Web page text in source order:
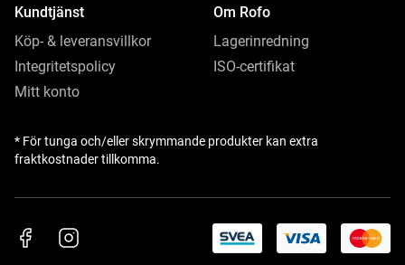
Kundtjänst
Köp- & leveransvillkor
Integritetspolicy
Mitt konto
Om Rofo
Lagerinredning
ISO-certifikat
* För tunga och/eller skrymmande produkter kan extra
fraktkostnader tillkomma.